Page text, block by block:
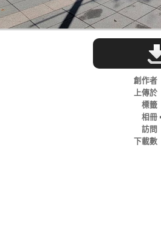
創作者
上傳於
標籤
相冊
訪問
下載數